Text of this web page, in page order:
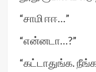
“சாமி ஈஈ…”
“என்னடா…?”
“கட்டாதுங்க.